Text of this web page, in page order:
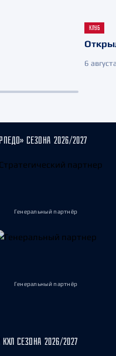
КЛУБ
6
СЕЗОНА 2026/2027
Генеральный партнёр
Генеральный партнёр
СЕЗОНА 2026/2027